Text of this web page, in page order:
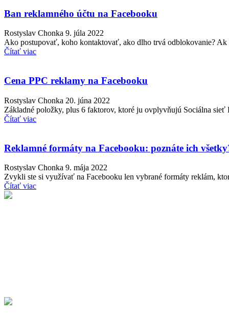
Ban reklamného účtu na Facebooku
Rostyslav Chonka 9. júla 2022
Ako postupovať, koho kontaktovať, ako dlho trvá odblokovanie?
Čítať viac
Cena PPC reklamy na Facebooku
Rostyslav Chonka 20. júna 2022
Základné položky, plus 6 faktorov, ktoré ju ovplyvňujú Sociálna
Čítať viac
Reklamné formáty na Facebooku: poznáte ich
Rostyslav Chonka 9. mája 2022
Zvykli ste si využívať na Facebooku len vybrané formáty reklám,
Čítať viac